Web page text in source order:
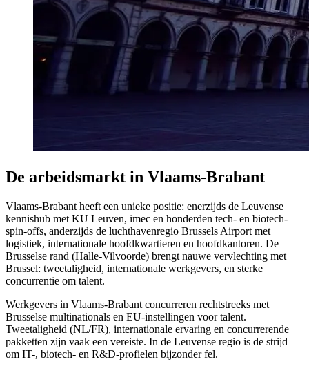
De arbeidsmarkt in Vlaams-Brabant
Vlaams-Brabant heeft een unieke positie: enerzijds de Leuvense
kennishub met KU Leuven, imec en honderden tech- en biotech-
spin-offs, anderzijds de luchthavenregio Brussels Airport met
logistiek, internationale hoofdkwartieren en hoofdkantoren. De
Brusselse rand (Halle-Vilvoorde) brengt nauwe vervlechting met
Brussel: tweetaligheid, internationale werkgevers, en sterke
concurrentie om talent.
Werkgevers in Vlaams-Brabant concurreren rechtstreeks met
Brusselse multinationals en EU-instellingen voor talent.
Tweetaligheid (NL/FR), internationale ervaring en concurrerende
pakketten zijn vaak een vereiste. In de Leuvense regio is de strijd
om IT-, biotech- en R&D-profielen bijzonder fel.